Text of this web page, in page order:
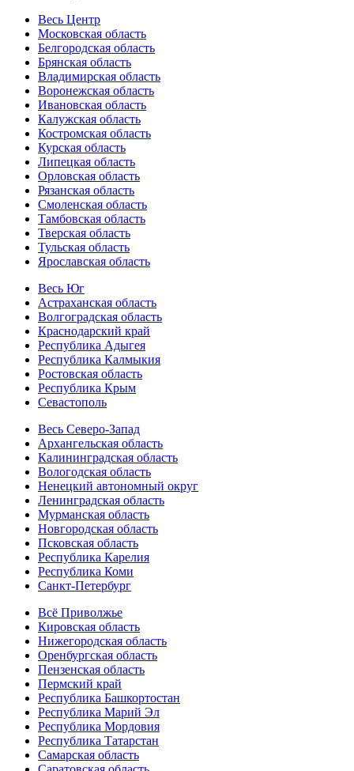
Весь Центр
Московская область
Белгородская область
Брянская область
Владимирская область
Воронежская область
Ивановская область
Калужская область
Костромская область
Курская область
Липецкая область
Орловская область
Рязанская область
Смоленская область
Тамбовская область
Тверская область
Тульская область
Ярославская область
Весь Юг
Астраханская область
Волгоградская область
Краснодарский край
Республика Адыгея
Республика Калмыкия
Ростовская область
Республика Крым
Севастополь
Весь Северо-Запад
Архангельская область
Калининградская область
Вологодская область
Ненецкий автономный округ
Ленинградская область
Мурманская область
Новгородская область
Псковская область
Республика Карелия
Республика Коми
Санкт-Петербург
Всё Приволжье
Кировская область
Нижегородская область
Оренбургская область
Пензенская область
Пермский край
Республика Башкортостан
Республика Марий Эл
Республика Мордовия
Республика Татарстан
Самарская область